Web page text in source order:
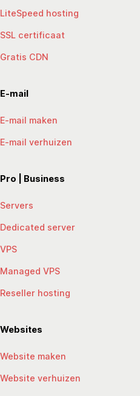
LiteSpeed hosting
SSL certificaat
Gratis CDN
E-mail
E-mail maken
E-mail verhuizen
Pro | Business
Servers
Dedicated server
VPS
Managed VPS
Reseller hosting
Websites
Website maken
Website verhuizen